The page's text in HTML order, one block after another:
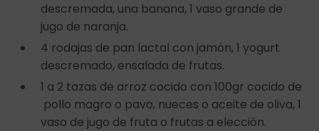
descremada, una banana, 1 vaso grande de
jugo de naranja.
4 rodajas de pan lactal con jamón, 1 yogurt
descremado, ensalada de frutas.
1 a 2 tazas de arroz cocido con 100gr cocido de
pollo magro o pavo, nueces o aceite de oliva, 1
vaso de jugo de fruta o frutas a elección.